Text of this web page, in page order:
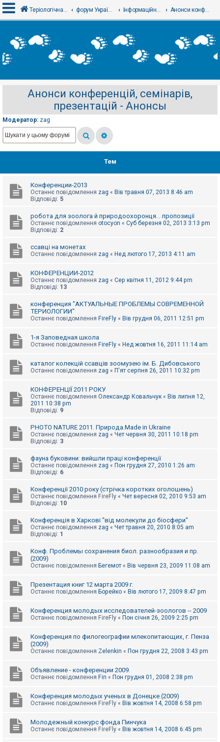
х
і
с
р
а
ц
і
Т
м
б
е
в
и
о
у
Д
п
м
а
Теріологічна школа форум Українського теріологічного товариства Інформаційний відділ Анонси конференцій, семінарів, презентацій - Анонсы
Анонси конференцій, семінарів,
презентацій - Анонсы
Модератор: zag
Тем
Конференции-2013
Останнє повідомлення zag « Вів травня 07, 2013 8:46 am
Відповіді: 5
робота для зоолога й природоохоронця... пропозиції
Останнє повідомлення otocyon « Суб березня 02, 2013 3:13 pm
Відповіді: 2
ссавці на монетах
Останнє повідомлення zag « Нед лютого 17, 2013 4:11 am
КОНФЕРЕНЦИИ-2012
Останнє повідомлення zag « Сер квітня 11, 2012 9:44 pm
Відповіді: 13
конференция "АКТУАЛЬНЫЕ ПРОБЛЕМЫ СОВРЕМЕННОЙ
ТЕРИОЛОГИИ"
Останнє повідомлення FireFly « Вів грудня 06, 2011 12:51 pm
1-я Заповедная школа
Останнє повідомлення FireFly « Нед жовтня 16, 2011 11:14 am
каталог колекцій ссавців зоомузею ім. Б. Дибовського
Останнє повідомлення zag « П'ят серпня 26, 2011 10:32 pm
КОНФЕРЕНЦІЇ 2011 РОКУ
Останнє повідомлення Олександр Ковальчук « Вів липня 12,
2011 10:38 pm
Відповіді: 9
PHOTO NATURE 2011. Природа.Made in Ukraine
Останнє повідомлення zag « Чет червня 30, 2011 10:18 pm
Відповіді: 3
фауна буковини: вийшли праці конференції
Останнє повідомлення zag « Пон грудня 27, 2010 1:26 am
Відповіді: 6
Конференції 2010 року (стрічка коротких оголошень)
Останнє повідомлення FireFly « Чет вересня 02, 2010 9:53 am
Відповіді: 10
Конференція в Харкові "від молекули до біосфери"
Останнє повідомлення zag « Чет травня 20, 2010 8:05 am
Відповіді: 1
Конф. Проблемы сохранения биол. разнообразия и пр.
(2009)
Останнє повідомлення Бегемот « Вів червня 23, 2009 11:08 am
Презентация книг 12 марта 2009 г.
Останнє повідомлення Борейко « Вів лютого 17, 2009 8:47 pm
Конференция молодых исследователей-зоологов -- 2009
Останнє повідомлення FireFly « Пон січня 26, 2009 2:25 pm
Конференция по филогеографии млекопитающих, г. Пенза
(2009)
Останнє повідомлення Zelenkin « Пон грудня 22, 2008 3:43 pm
Объявление - конференции 2009.
Останнє повідомлення Fin « Пон грудня 01, 2008 2:38 pm
Конференция молодых ученых в Донецке (2009)
Останнє повідомлення FireFly « Вів жовтня 14, 2008 6:58 pm
Молодежный конкурс фонда Пинчука
Останнє повідомлення FireFly « Вів жовтня 14, 2008 6:45 pm